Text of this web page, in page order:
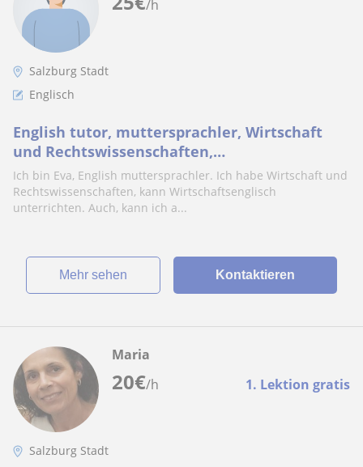
/h
Salzburg Stadt
Englisch
English tutor, muttersprachler, Wirtschaft
und Rechtswissenschaften,
Wirtschaftsenglisch unterrichten.
Ich bin Eva, English muttersprachler. Ich habe Wirtschaft und
Rechtswissenschaften, kann Wirtschaftsenglisch
unterrichten. Auch, kann ich a...
Mehr sehen Kontaktieren
20€/h 1. Lektion gratis
Maria
Salzburg Stadt